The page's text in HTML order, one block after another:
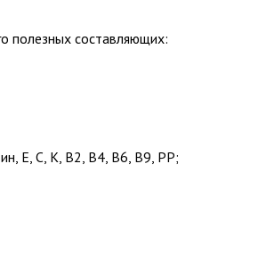
полезных составляющих:
Е, С, К, В2, В4, В6, В9, РР;